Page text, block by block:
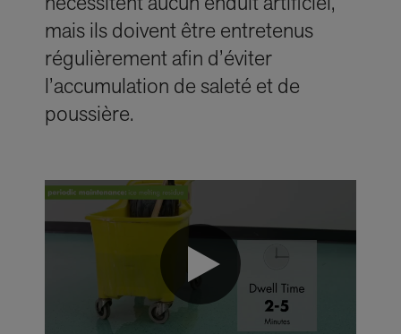
nécessitent aucun enduit artificiel,
mais ils doivent être entretenus
régulièrement afin d’éviter
l’accumulation de saleté et de
poussière.